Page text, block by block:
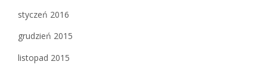
styczeń 2016
grudzień 2015
listopad 2015